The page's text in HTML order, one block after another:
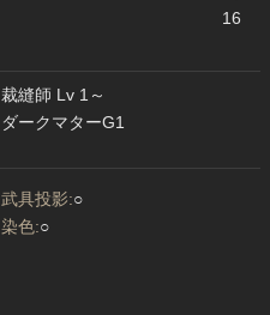
16
裁縫師 Lv 1～
ダークマターG1
武具投影:○
染色:○